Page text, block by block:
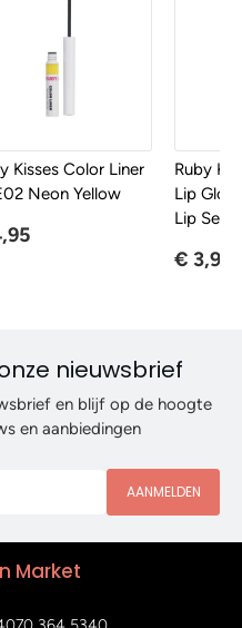
Kisses Color Liner
Neon Yellow
Ruby
Lip
Lip
€ 3,95
nieuwsbrief
en blijf op de hoogte
en aanbiedingen
AANMELDEN
Market